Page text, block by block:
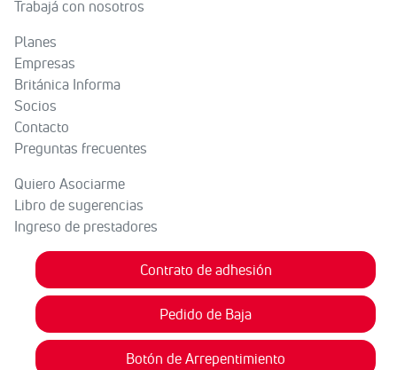
Trabajá con nosotros
Planes
Empresas
Británica Informa
Socios
Contacto
Preguntas frecuentes
Quiero Asociarme
Libro de sugerencias
Ingreso de prestadores
Contrato de adhesión
Pedido de Baja
Botón de Arrepentimiento